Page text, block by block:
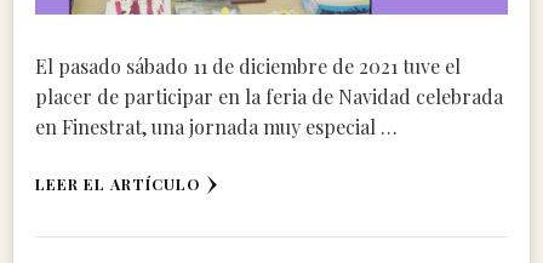
El pasado sábado 11 de diciembre de 2021 tuve el
placer de participar en la feria de Navidad celebrada
en Finestrat, una jornada muy especial …
LEER EL ARTÍCULO